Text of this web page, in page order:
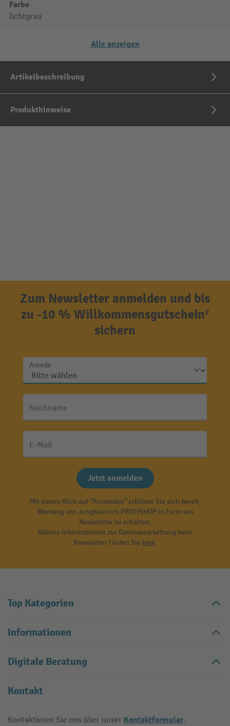
Farbe
lichtgrau
Alle anzeigen
Artikelbeschreibung
Produkthinweise
Zum Newsletter anmelden und bis
zu -10 % Willkommensgutschein²
sichern
Anrede
Nachname
E-Mail
Jetzt anmelden
Mit einem Klick auf "Anmelden" erklären Sie sich bereit,
Werbung von Jungheinrich PROFISHOP in Form von
Newsletter zu erhalten.
Nähere Informationen zur Datenverarbeitung beim
Newsletter finden Sie hier.
Top Kategorien
Informationen
Digitale Beratung
Kontakt
Kontaktieren Sie uns über unser Kontaktformular.